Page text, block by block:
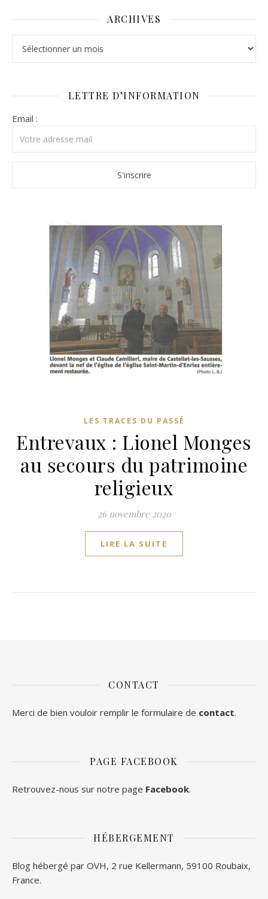
ARCHIVES
LETTRE D’INFORMATION
Email :
LES TRACES DU PASSÉ
Entrevaux : Lionel Monges
au secours du patrimoine
religieux
26 novembre 2020
LIRE LA SUITE
CONTACT
Merci de bien vouloir remplir le formulaire de contact.
PAGE FACEBOOK
Retrouvez-nous sur notre page Facebook.
HÉBERGEMENT
Blog hébergé par OVH, 2 rue Kellermann, 59100 Roubaix,
France.